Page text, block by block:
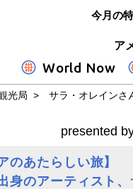
ア
World Now
今月の
光局 サラ・オレインさ
presented
のあたらしい旅】
身のアーティスト